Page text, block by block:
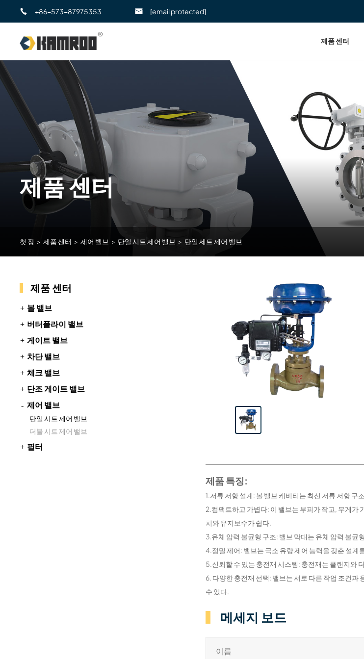
+86-573-87975353 [email protected]
제품 센터
제품 센터
첫 장 > 제품 센터 > 제어 밸브 > 단일 시트 제어 밸브 > 단일 세트 제어 밸브
제품 센터
볼 밸브
버터플라이 밸브
게이트 밸브
차단 밸브
체크 밸브
단조 게이트 밸브
제어 밸브
단일 시트 제어 밸브
더블 시트 제어 밸브
필터
제품 특징:
1.저류 저항 설계: 볼 밸브 캐비티는 최신 저류 저항
2.컴팩트하고 가볍다: 이 밸브는 부피가 작고, 무게가
치와 유지보수가 쉽다.
3.유체 압력 불균형 구조: 밸브 막대는 유체 압력 불
4.정밀 제어: 밸브는 극소 유량 제어 능력을 갖춘 설
5.신뢰할 수 있는 충전재 시스템: 충전재는 플랜지와
6. 다양한 충전재 선택: 밸브는 서로 다른 작업 조건
수 있다.
메세지 보드